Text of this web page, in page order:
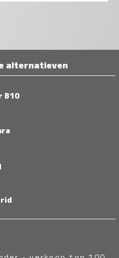
alternatieven
B10